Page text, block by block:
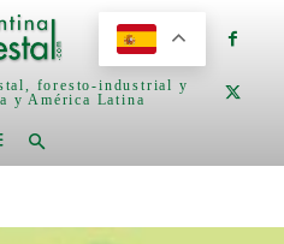
foresto-industrial y
y América Latina